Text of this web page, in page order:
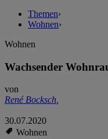
Themen›
Wohnen›
Wohnen
Wachsender
von
René Bocksch,
30.07.2020
Wohnen